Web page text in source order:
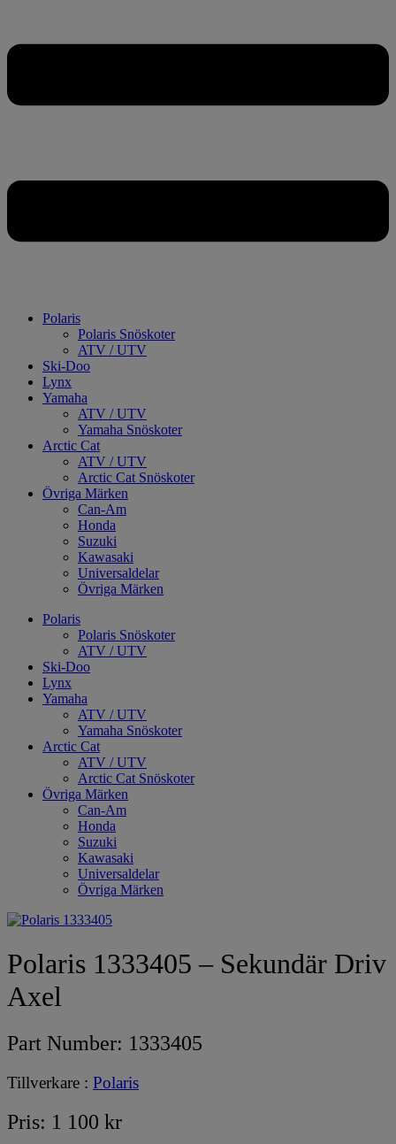
Polaris
Polaris Snöskoter
ATV / UTV
Ski-Doo
Lynx
Yamaha
ATV / UTV
Yamaha Snöskoter
Arctic Cat
ATV / UTV
Arctic Cat Snöskoter
Övriga Märken
Can-Am
Honda
Suzuki
Kawasaki
Universaldelar
Övriga Märken
Polaris
Polaris Snöskoter
ATV / UTV
Ski-Doo
Lynx
Yamaha
ATV / UTV
Yamaha Snöskoter
Arctic Cat
ATV / UTV
Arctic Cat Snöskoter
Övriga Märken
Can-Am
Honda
Suzuki
Kawasaki
Universaldelar
Övriga Märken
Polaris 1333405 – Sekundär Driv
Axel
Part Number: 1333405
Tillverkare : Polaris
Pris: 1 100 kr